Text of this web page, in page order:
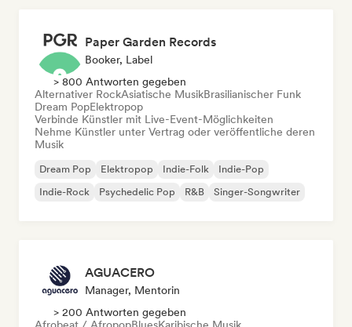
Paper Garden Records
Booker, Label
> 800 Antworten gegeben
Alternativer RockAsiatische MusikBrasilianischer Funk
Dream PopElektropop
Verbinde Künstler mit Live-Event-Möglichkeiten
Nehme Künstler unter Vertrag oder veröffentliche deren
Musik
Dream Pop Elektropop Indie-Folk
Indie-Pop
Indie-Rock
Psychedelic Pop R&B Singer-Songwriter
AGUACERO
Manager, Mentorin
> 200 Antworten gegeben